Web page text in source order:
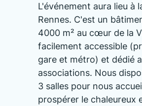
L'événement aura lieu à
Rennes. C'est un
4000 m² au cœur de la
facilement accessible
gare et métro) et dédié
associations. Nous
3 salles pour nous
prospérer le chaleureux